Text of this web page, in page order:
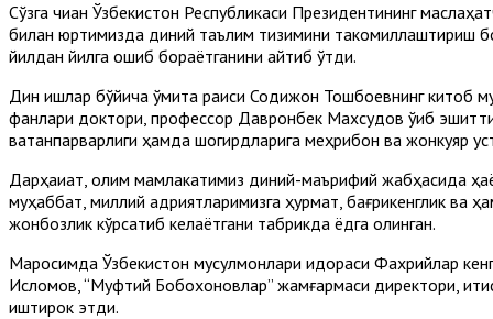
Сўзга чиққан Ўзбекистон Республикаси Президентининг
билан юртимизда диний таълим тизимини такомиллаштириш
йилдан йилга ошиб бораётганини айтиб ўтди.
Дин ишлар бўйича қўмита раиси Содиқжон Тошбоевнинг китоб
фанлари доктори, профессор Давронбек Махсудов ўқиб
ватанпарварлиги ҳамда шогирдларига меҳрибон ва жонкуяр
Дарҳақиқат, олим мамлакатимиз диний-маърифий жабҳасида
муҳаббат, миллий қадриятларимизга ҳурмат, бағрикенглик ва
жонбозлик кўрсатиб келаётгани табрикда ёдга олинган.
Маросимда Ўзбекистон мусулмонлари идораси Фахрийлар
Исломов, “Муфтий Бобохоновлар” жамғармаси директори,
иштирок этди.